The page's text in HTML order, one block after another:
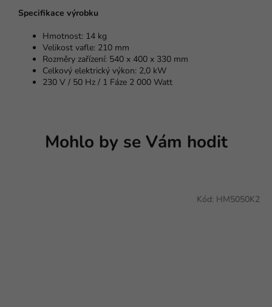
Specifikace výrobku
Hmotnost: 14 kg
Velikost vafle: 210 mm
Rozměry zařízení: 540 x 400 x 330 mm
Celkový elektrický výkon: 2,0 kW
230 V / 50 Hz / 1 Fáze 2 000 Watt
Mohlo by se Vám hodit
Kód: HM5050K2